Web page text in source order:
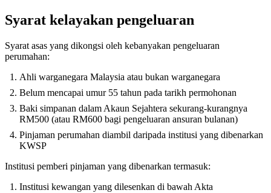
Syarat kelayakan pengeluaran
Syarat asas yang dikongsi oleh kebanyakan pengeluaran
perumahan:
Ahli warganegara Malaysia atau bukan warganegara
Belum mencapai umur 55 tahun pada tarikh permohonan
Baki simpanan dalam Akaun Sejahtera sekurang-kurangnya
RM500 (atau RM600 bagi pengeluaran ansuran bulanan)
Pinjaman perumahan diambil daripada institusi yang dibenarkan
KWSP
Institusi pemberi pinjaman yang dibenarkan termasuk:
Institusi kewangan yang dilesenkan di bawah Akta